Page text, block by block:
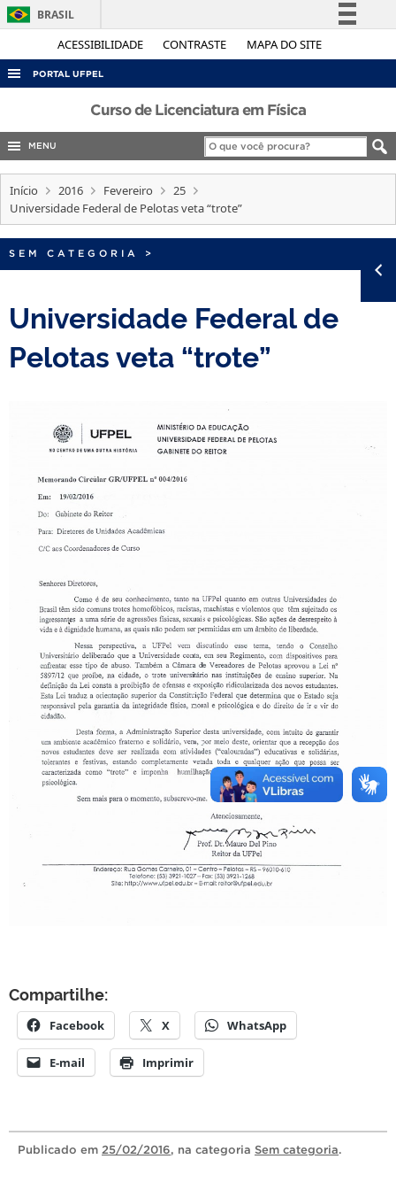
ACESSIBILIDADE CONTRASTE MAPA DO SITE
BRASIL
Simplifique!
Legislação
Canais
PORTAL UFPEL
ACESSO À INFORMAÇÃO
AUDITORIA
CONCURSOS
EDITAIS
INTERNACIONAL
PORTARIAS
Curso de Licenciatura em Física
MENU
Início 2016 Fevereiro
25
Universidade Federal de Pelotas veta “trote”
SEM CATEGORIA >
Universidade Federal de
Pelotas veta “trote”
Compartilhe:
Facebook X WhatsApp
E-mail Imprimir
Publicado em 25/02/2016, na categoria Sem categoria.